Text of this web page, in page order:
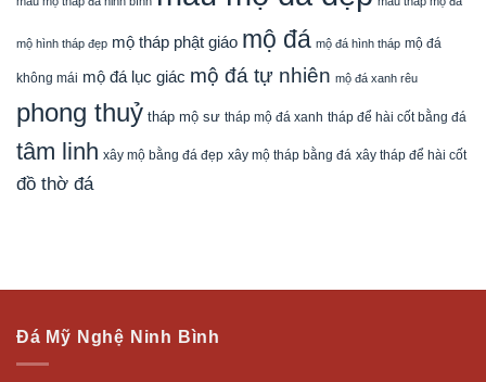
mộ hình tháp đẹp mộ tháp phật giáo mộ đá mộ đá hình tháp mộ đá
không mái mộ đá lục giác mộ đá tự nhiên mộ đá xanh rêu
phong thuỷ tháp mộ sư tháp mộ đá xanh tháp để hài cốt bằng đá
tâm linh xây mộ bằng đá đẹp xây mộ tháp bằng đá xây tháp để hài cốt
đồ thờ đá
Đá Mỹ Nghệ Ninh Bình